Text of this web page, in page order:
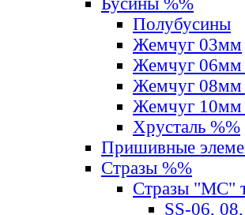
Полубусины
Жемчуг 03мм
Жемчуг 06мм
Жемчуг 08мм
Жемчуг 10мм
Хрусталь %%
Пришивные
Стразы %%
Стразы "MС"
SS-06,